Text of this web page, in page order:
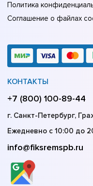
Политика
Соглашение о файлах
КОНТАКТЫ
+7 (800) 100-89-44
г. Санкт-Петербург,
Ежедневно с 10:00 до
info@fiksremspb.ru